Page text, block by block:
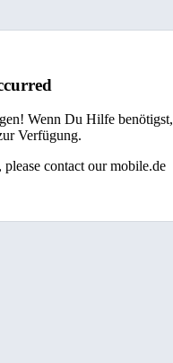
Wenn Du Hilfe benötigst,
Verfügung.
contact our mobile.de